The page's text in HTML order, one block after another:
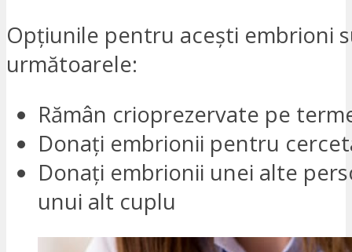
Opțiunile pentru acești embrioni
următoarele:
Rămân crioprezervate pe
Donați embrionii pentru
Donați embrionii unei alte
unui alt cuplu